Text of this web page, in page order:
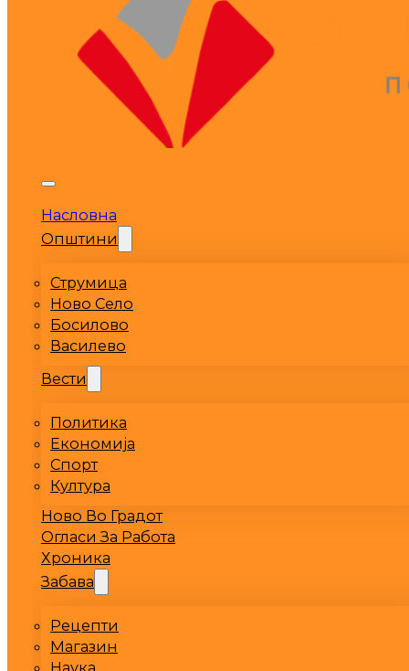
Насловна
Општини
Струмица
Ново Село
Босилово
Василево
Вести
Политика
Економија
Спорт
Култура
Ново Во Градот
Огласи За Работа
Хроника
Забава
Рецепти
Магазин
Наука